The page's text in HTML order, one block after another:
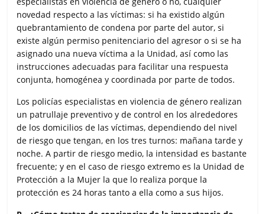
novedad respecto a las víctimas: si ha existido algún
quebrantamiento de condena por parte del autor, si
existe algún permiso penitenciario del agresor o si se ha
asignado una nueva víctima a la Unidad, así como las
instrucciones adecuadas para facilitar una respuesta
conjunta, homogénea y coordinada por parte de todos.
Los policías especialistas en violencia de género realizan
un patrullaje preventivo y de control en los alrededores
de los domicilios de las víctimas, dependiendo del nivel
de riesgo que tengan, en los tres turnos: mañana tarde y
noche. A partir de riesgo medio, la intensidad es bastante
frecuente; y en el caso de riesgo extremo es la Unidad de
Protección a la Mujer la que lo realiza porque la
protección es 24 horas tanto a ella como a sus hijos.